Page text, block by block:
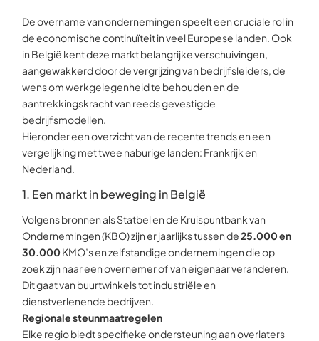
De overname van ondernemingen speelt een cruciale rol in
de economische continuïteit in veel Europese landen. Ook
in België kent deze markt belangrijke verschuivingen,
aangewakkerd door de vergrijzing van bedrijfsleiders, de
wens om werkgelegenheid te behouden en de
aantrekkingskracht van reeds gevestigde
bedrijfsmodellen.
Hieronder een overzicht van de recente trends en een
vergelijking met twee naburige landen: Frankrijk en
Nederland.
1. Een markt in beweging in België
Volgens bronnen als Statbel en de Kruispuntbank van
Ondernemingen (KBO) zijn er jaarlijks tussen de25.000 en
30.000 KMO’s en zelfstandige ondernemingen die op
zoek zijn naar een overnemer of van eigenaar veranderen.
Dit gaat van buurtwinkels tot industriële en
dienstverlenende bedrijven.
Regionale steunmaatregelen
Elke regio biedt specifieke ondersteuning aan overlaters